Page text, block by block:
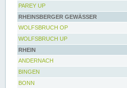
PAREY UP
RHEINSBERGER GEWÄSSER
WOLFSBRUCH OP
WOLFSBRUCH UP
RHEIN
ANDERNACH
BINGEN
BONN